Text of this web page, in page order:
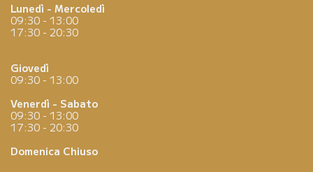
Lunedì - Mercoledì
09:30 - 13:00
17:30 - 20:30
Giovedì
09:30 - 13:00
Venerdì - Sabato
09:30 - 13:00
17:30 - 20:30
Domenica Chiuso